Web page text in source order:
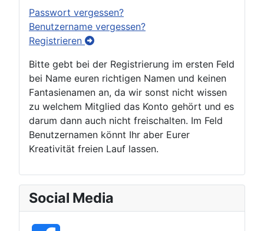
Passwort vergessen?
Benutzername vergessen?
Registrieren
Bitte gebt bei der Registrierung im ersten Feld
bei Name euren richtigen Namen und keinen
Fantasienamen an, da wir sonst nicht wissen
zu welchem Mitglied das Konto gehört und es
darum dann auch nicht freischalten. Im Feld
Benutzernamen könnt Ihr aber Eurer
Kreativität freien Lauf lassen.
Social Media